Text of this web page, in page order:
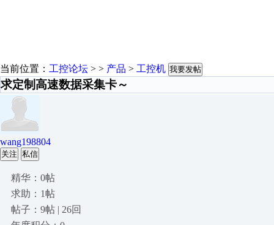
当前位置： 工控论坛 > > 产品 > 工控机 我要发帖
求定制高速数据采集卡～
wang198804
关注 私信
精华：0帖
求助：1帖
帖子：9帖 | 26回